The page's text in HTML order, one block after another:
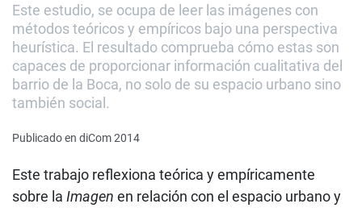
Este estudio, se ocupa de leer las imágenes con
métodos teóricos y empíricos bajo una perspectiva
heurística. El resultado comprueba cómo estas son
capaces de proporcionar información cualitativa del
barrio de la Boca, no solo de su espacio urbano sino
también social.
Publicado en diCom 2014
Este trabajo reflexiona teórica y empíricamente
sobre la Imagen en relación con el espacio urbano y